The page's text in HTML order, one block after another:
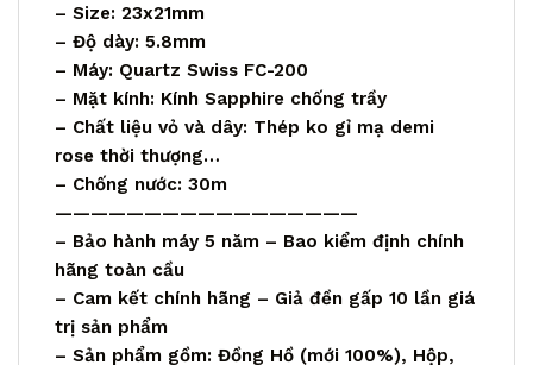
– Size: 23x21mm
– Độ dày: 5.8mm
– Máy: Quartz Swiss FC-200
– Mặt kính: Kính Sapphire chống trầy
– Chất liệu vỏ và dây: Thép ko gỉ mạ demi
rose thời thượng…
– Chống nước: 30m
—————————————————
– Bảo hành máy 5 năm – Bao kiểm định chính
hãng toàn cầu
– Cam kết chính hãng – Giả đền gấp 10 lần giá
trị sản phẩm
– Sản phẩm gồm: Đồng Hồ (mới 100%), Hộp,